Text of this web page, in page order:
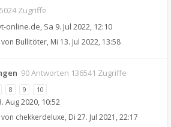
Zugriffe
online.de, Sa 9. Jul 2022, 12:10
Bullitöter, Mi 13. Jul 2022, 13:58
90 Antworten 136541 Zugriffe
8 9 10
Aug 2020, 10:52
chekkerdeluxe, Di 27. Jul 2021, 22:17